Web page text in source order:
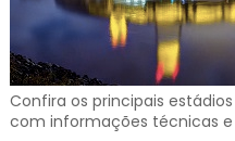
Confira os principais
com informações técnicas